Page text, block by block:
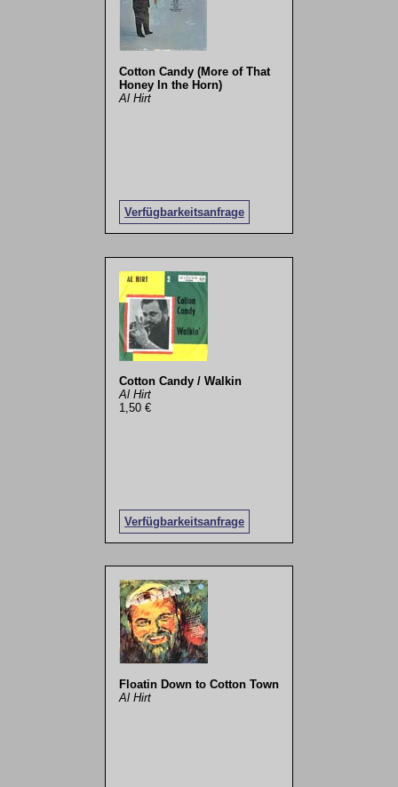
Cotton Candy (More of That
Honey In the Horn)
Al Hirt
Verfügbarkeitsanfrage
Cotton Candy / Walkin
Al Hirt
1,50 €
Verfügbarkeitsanfrage
Floatin Down to Cotton Town
Al Hirt